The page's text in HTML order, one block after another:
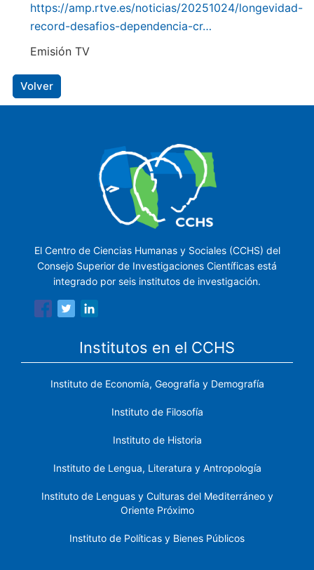
https://amp.rtve.es/noticias/20251024/longevidad-
record-desafios-dependencia-cr…
Emisión TV
Volver
El Centro de Ciencias Humanas y Sociales (CCHS) del
Consejo Superior de Investigaciones Científicas está
integrado por seis institutos de investigación.
Institutos en el CCHS
Instituto de Economía, Geografía y Demografía
Instituto de Filosofía
Instituto de Historia
Instituto de Lengua, Literatura y Antropología
Instituto de Lenguas y Culturas del Mediterráneo y
Oriente Próximo
Instituto de Políticas y Bienes Públicos